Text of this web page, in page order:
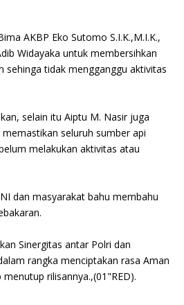
AKBP Eko Sutomo S.I.K.,M.I.K.,
Widayaka untuk membersihkan
sehinga tidak mengganggu aktivitas
selain itu Aiptu M. Nasir juga
seluruh sumber api
melakukan aktivitas atau
dan masyarakat bahu membahu
Sinergitas antar Polri dan
rangka menciptakan rasa Aman
rilisannya.,(01"RED).